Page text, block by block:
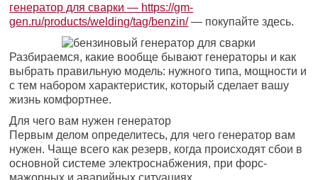
генератор для сварки — https://gm-
gen.ru/products/welding/tag/benzin/— покупайте здесь.
Разбираемся, какие вообще бывают генераторы и как
выбрать правильную модель: нужного типа, мощности и
с тем набором характеристик, который сделает вашу
жизнь комфортнее.
Для чего вам нужен генератор
Первым делом определитесь, для чего генератор вам
нужен. Чаще всего как резерв, когда происходят сбои в
основной системе электроснабжения, при форс-
мажорных и аварийных ситуациях.